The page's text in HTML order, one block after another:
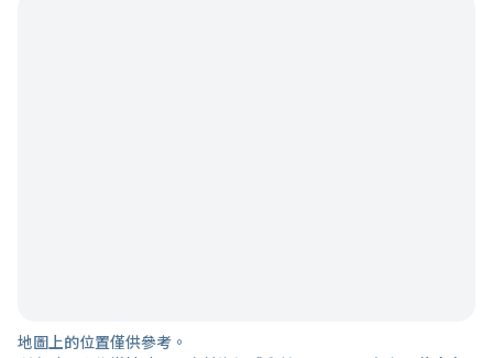
地圖上的位置僅供參考。